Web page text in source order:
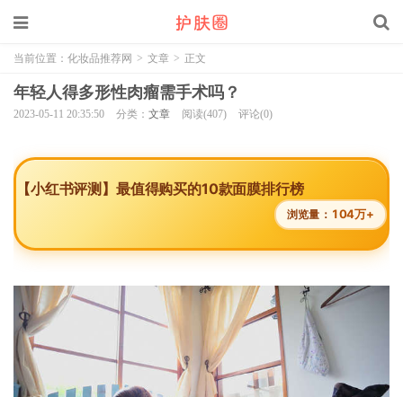
当前位置： 化妆品推荐网 > 文章 > 正文
年轻人得多形性肉瘤需手术吗？
2023-05-11 20:35:50 分类： 文章 阅读(407) 评论(0)
【小红书评测】最值得购买的10款面膜排行榜
浏览量： 104万+